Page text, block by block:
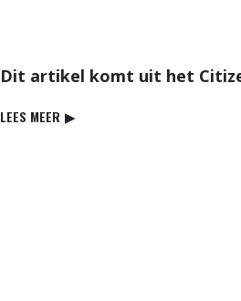
Dit artikel komt uit het
LEES MEER ▶